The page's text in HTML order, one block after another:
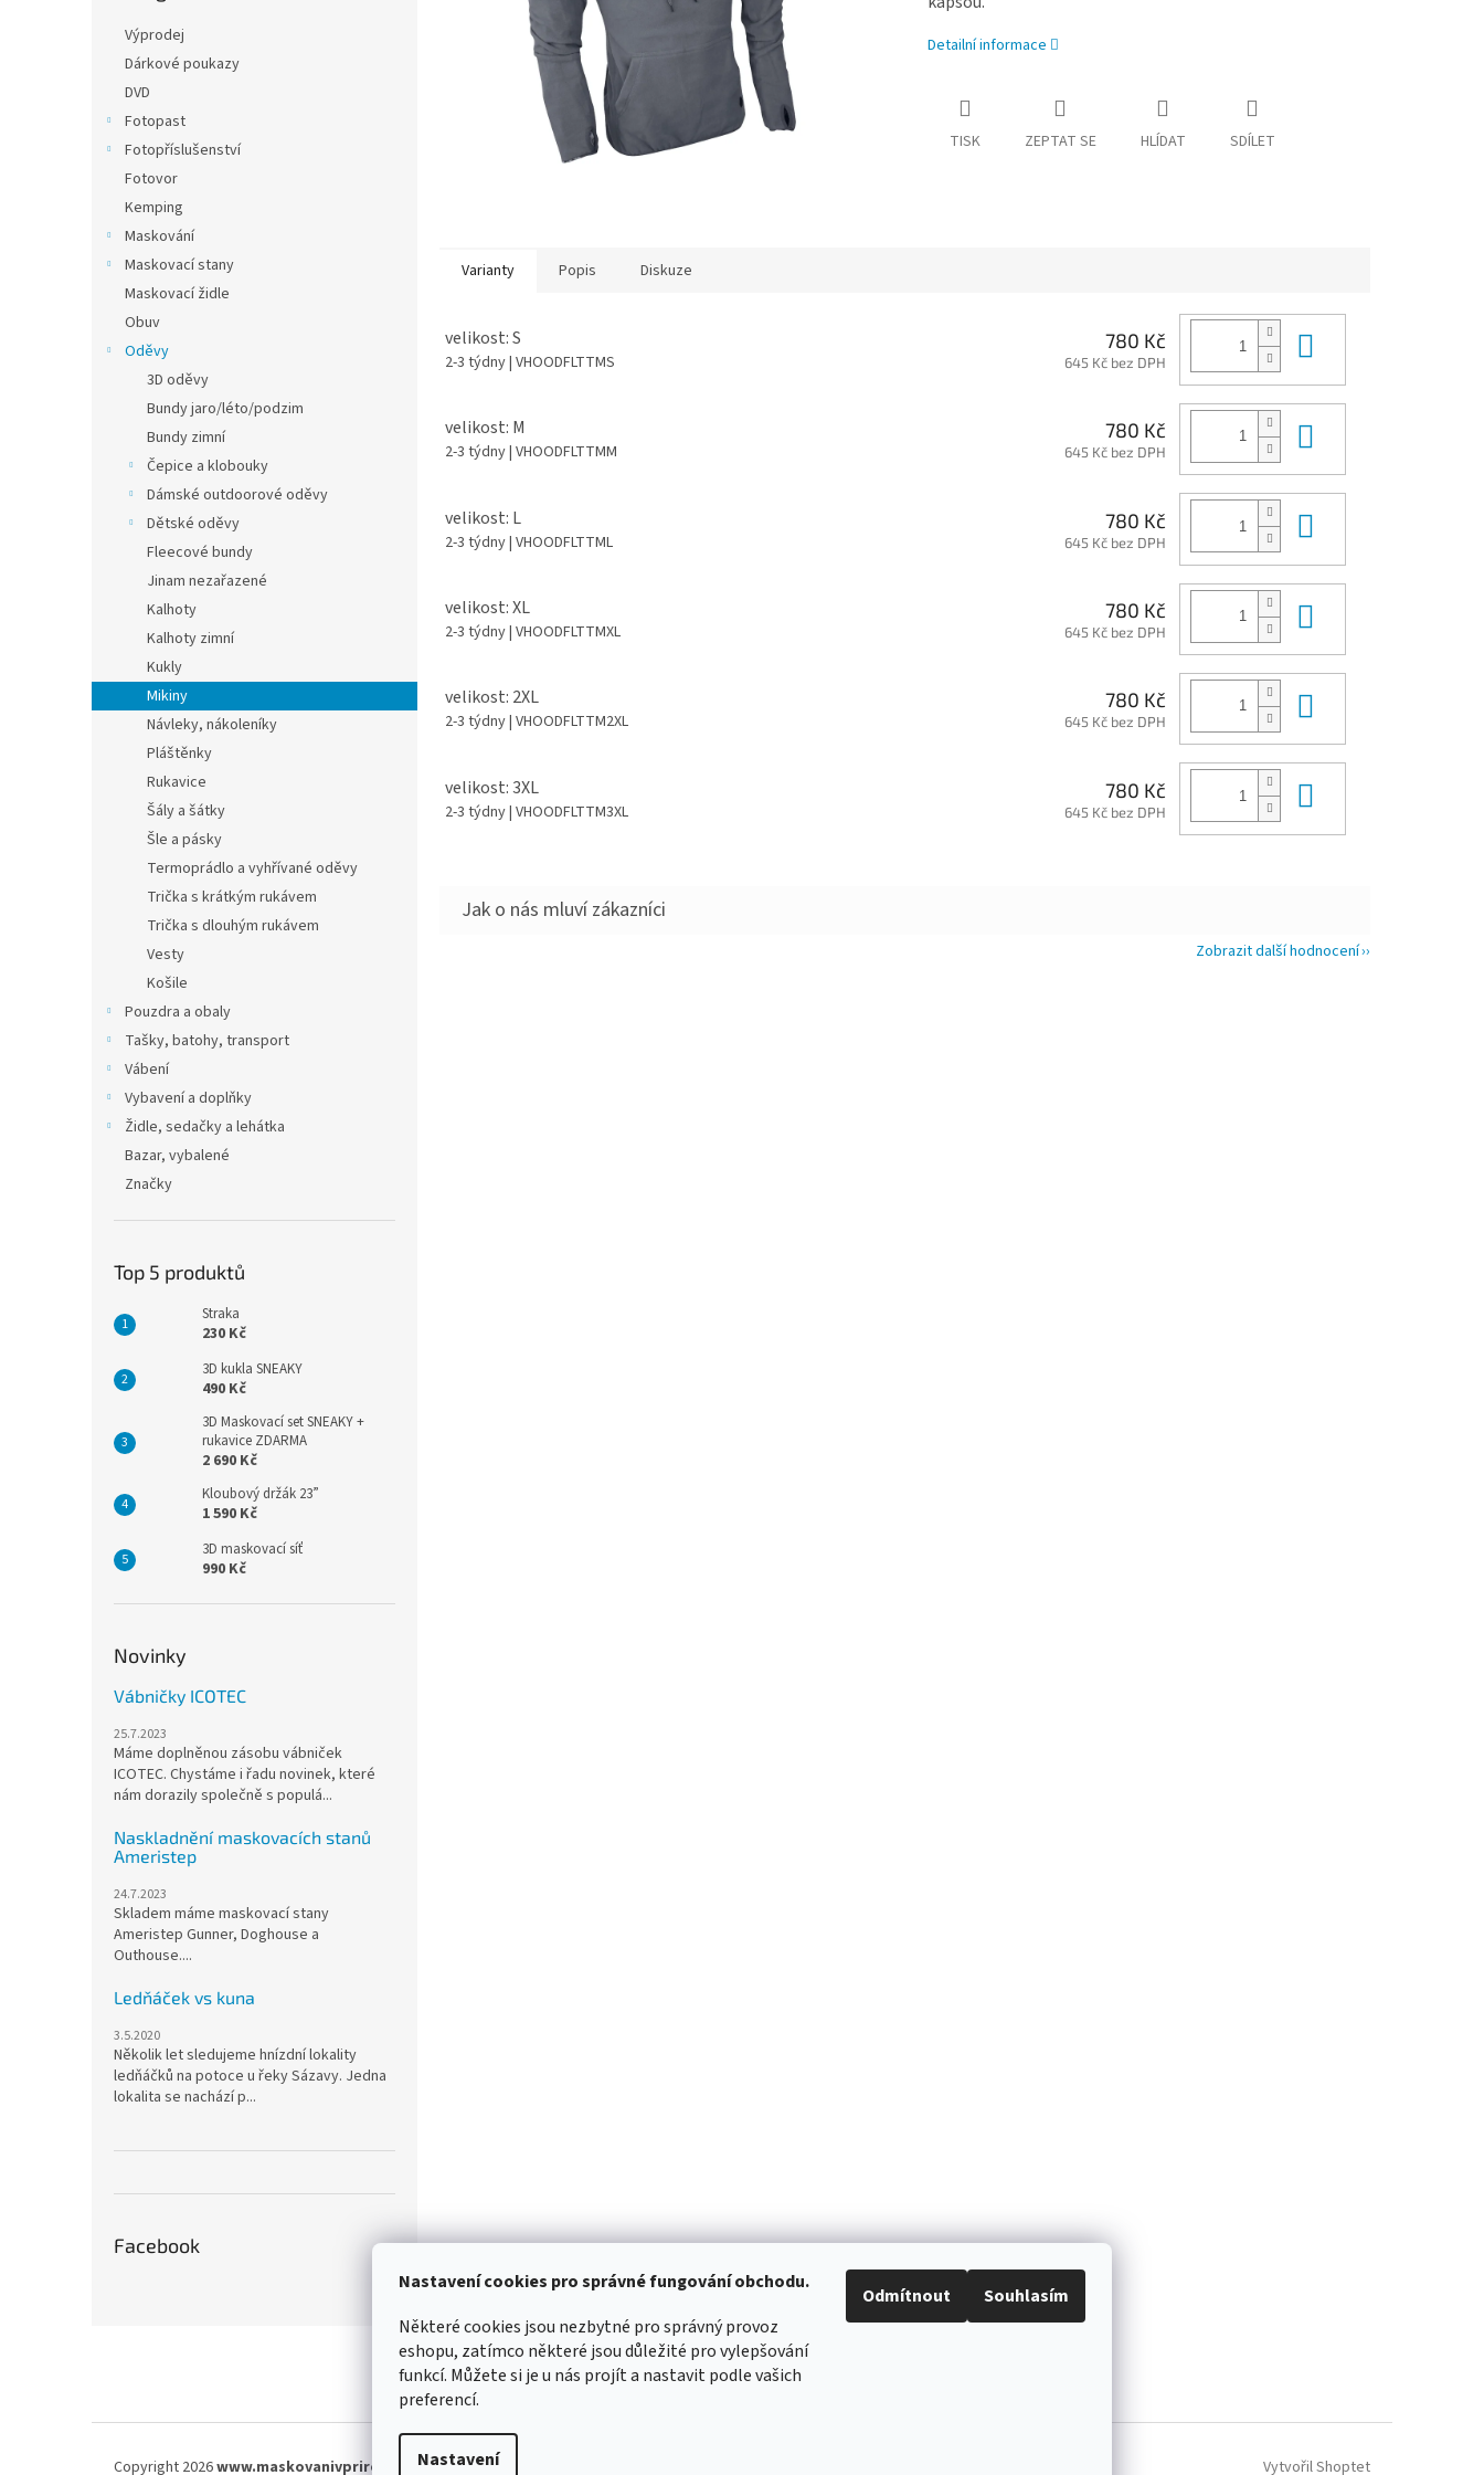
Nastavení cookies pro správné fungování obchodu.
Některé cookies jsou nezbytné pro správný provoz
eshopu, zatímco některé jsou důležité pro vylepšování
funkcí. Můžete si je u nás projít a nastavit podle vašich
preferencí.
Nastavení
Odmítnout Souhlasím
Výprodej
Dárkové poukazy
DVD
Fotopast
Fotopříslušenství
Fotovor
Kemping
Maskování
Maskovací stany
Maskovací židle
Obuv
Oděvy
3D oděvy
Bundy jaro/léto/podzim
Bundy zimní
Čepice a klobouky
Dámské outdoorové oděvy
Dětské oděvy
Fleecové bundy
Jinam nezařazené
Kalhoty
Kalhoty zimní
Kukly
Mikiny
Návleky, nákoleníky
Pláštěnky
Rukavice
Šály a šátky
Šle a pásky
Termoprádlo a vyhřívané oděvy
Trička s krátkým rukávem
Trička s dlouhým rukávem
Vesty
Košile
Pouzdra a obaly
Tašky, batohy, transport
Vábení
Vybavení a doplňky
Židle, sedačky a lehátka
Bazar, vybalené
Značky
Top 5 produktů
Straka
230 Kč
3D kukla SNEAKY
490 Kč
3D Maskovací set SNEAKY +
rukavice ZDARMA
2 690 Kč
Kloubový držák 23”
1 590 Kč
3D maskovací síť
990 Kč
Novinky
Vábničky ICOTEC
25.7.2023
Máme doplněnou zásobu vábniček
ICOTEC. Chystáme i řadu novinek, které
nám dorazily společně s populá...
Naskladnění maskovacích stanů
Ameristep
24.7.2023
Skladem máme maskovací stany
Ameristep Gunner, Doghouse a
Outhouse....
Ledňáček vs kuna
3.5.2020
Několik let sledujeme hnízdní lokality
ledňáčků na potoce u řeky Sázavy. Jedna
lokalita se nachází p...
Facebook
Detailní informace
TISK ZEPTAT SE HLÍDAT SDÍLET
Varianty Popis Diskuze
velikost: S
2-3 týdny| VHOODFLTTMS
780 Kč
645 Kč bez DPH
velikost: M
2-3 týdny| VHOODFLTTMM
780 Kč
645 Kč bez DPH
velikost: L
2-3 týdny| VHOODFLTTML
780 Kč
645 Kč bez DPH
velikost: XL
2-3 týdny| VHOODFLTTMXL
780 Kč
645 Kč bez DPH
velikost: 2XL
2-3 týdny| VHOODFLTTM2XL
780 Kč
645 Kč bez DPH
velikost: 3XL
2-3 týdny| VHOODFLTTM3XL
780 Kč
645 Kč bez DPH
Zobrazit další hodnocení
WIMBERLEY FOTOLOVY.CZ LENSCOAT
Vytvořil Shoptet
Copyright 2026www.maskovanivprirode.cz . Všechna práva vyhrazena.